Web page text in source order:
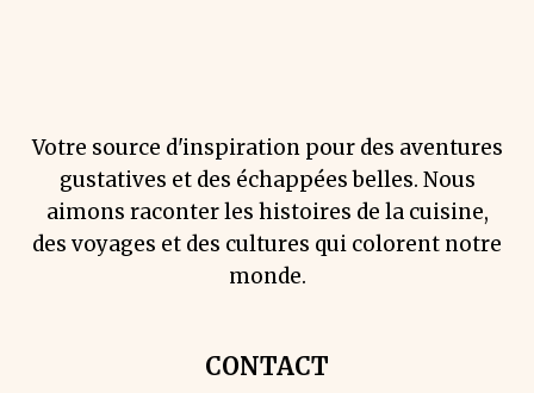
Votre source d'inspiration pour des aventures
gustatives et des échappées belles. Nous
aimons raconter les histoires de la cuisine,
des voyages et des cultures qui colorent notre
monde.
CONTACT